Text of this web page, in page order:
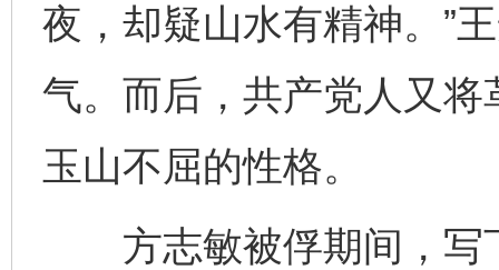
夜，却疑山水有精神。”
气。而后，共产党人又
玉山不屈的性格。
方志敏被俘期间，写